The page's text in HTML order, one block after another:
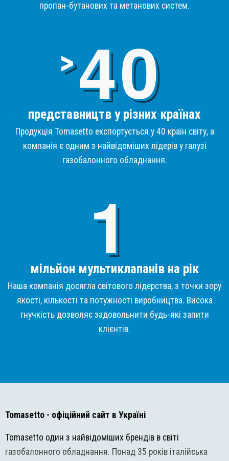
пропан-бутанових та метанових систем.
>4
представництв у різних країнах
Продукція Tomasetto експортується у 40 країн світу, а
компанія є одним з найвідоміших лідерів у галузі
газобалонного обладнання.
мільйон мультиклапанів на рік
Наша компанія досягла світового лідерства, з точки зору
якості, кількості та потужності виробництва. Висока
гнучкість дозволяє задовольнити будь-які запити
клієнтів.
Tomasetto - офіційний сайт в Україні
Tomasetto один з найвідоміших брендів в світі
газобалонного обладнання. Понад 35 років італійська